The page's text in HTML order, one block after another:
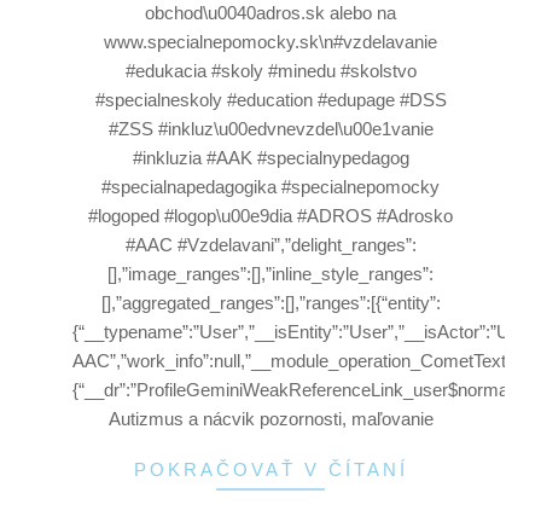
obchod\u0040adros.sk alebo na
www.specialnepomocky.sk\n#vzdelavanie
#edukacia #skoly #minedu #skolstvo
#specialneskoly #education #edupage #DSS
#ZSS #inkluz\u00edvnevzdel\u00e1vanie
#inkluzia #AAK #specialnypedagog
#specialnapedagogika #specialnepomocky
#logoped #logop\u00e9dia #ADROS #Adrosko
#AAC #Vzdelavani”,”delight_ranges”:
[],”image_ranges”:[],”inline_style_ranges”:
[],”aggregated_ranges”:[],”ranges”:[{“entity”:
Autizmus a nácvik pozornosti, maľovanie
POKRAČOVAŤ V ČÍTANÍ